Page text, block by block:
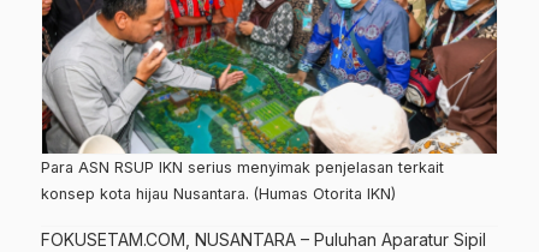
Para ASN RSUP IKN serius menyimak penjelasan terkait
konsep kota hijau Nusantara. (Humas Otorita IKN)
FOKUSETAM.COM , NUSANTARA – Puluhan Aparatur Sipil